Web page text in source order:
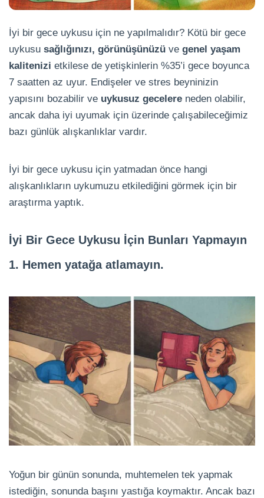
İyi bir gece uykusu için ne yapılmalıdır? Kötü bir gece
uykusu sağlığınızı, görünüşünüzü ve genel yaşam
kalitenizi etkilese de yetişkinlerin %35’i gece boyunca
7 saatten az uyur. Endişeler ve stres beyninizin
yapısını bozabilir ve uykusuz gecelere neden olabilir,
ancak daha iyi uyumak için üzerinde çalışabileceğimiz
bazı günlük alışkanlıklar vardır.
İyi bir gece uykusu için yatmadan önce hangi
alışkanlıkların uykumuzu etkilediğini görmek için bir
araştırma yaptık.
İyi Bir Gece Uykusu İçin Bunları Yapmayın
1. Hemen yatağa atlamayın.
Yoğun bir günün sonunda, muhtemelen tek yapmak
istediğin, sonunda başını yastığa koymaktır. Ancak bazı